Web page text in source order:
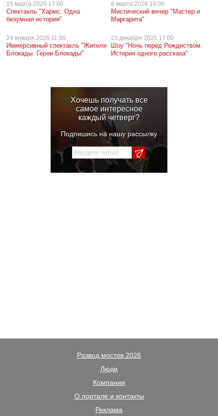
15 марта 2026 17:00
Спектакль "Хармс. Одна
безумная история"
8 марта 2026 19:00
Мистический вечер "Мастер и
Маргарита"
24 января 2026 11:00
Иммерсивный спектакль "Жители
Блокады. Герои Блокады"
23 декабря 2025 17:00
Шоу "Ночь перед Рождеством.
История одного рассказа"
Хочешь получать все
самое интересное
каждый четверг?
Подпишись на нашу рассылку
Развод мостов 2026
Люди
Компании
О портале и контакты
Реклама